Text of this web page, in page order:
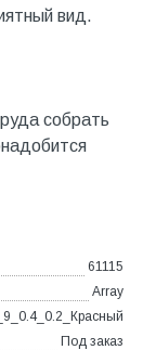
вид.
собрать
61115
Array
Под заказ